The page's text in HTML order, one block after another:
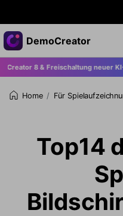
Top-Produkte
KI-gestützte digitale Kreativität
Dienstprogramme
Business
Überblick
Über uns
DemoCreator
Produkte
Products
Alle Funktionen >
KI
Alle KI Funktionen >
DemoCreator für
Mehr Lösungen finden >
Hilfezentrum
Business
Freischaltung neuer KI-
Home Für
Top14